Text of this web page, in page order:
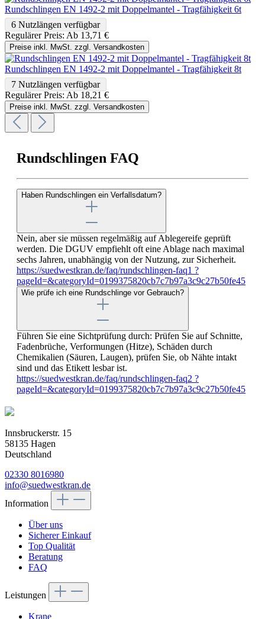
Rundschlingen EN 1492-2 mit Doppelmantel - Tragfähigkeit 6t
6 Nutzlängen verfügbar
Regulärer Preis: Ab 13,71 €
Preise inkl. MwSt. zzgl. Versandkosten
Rundschlingen EN 1492-2 mit Doppelmantel - Tragfähigkeit 8t
7 Nutzlängen verfügbar
Regulärer Preis: Ab 18,21 €
Preise inkl. MwSt. zzgl. Versandkosten
Rundschlingen FAQ
Haben Rundschlingen ein Verfallsdatum?
Nein, aber sie müssen regelmäßig auf Ablegereife geprüft
werden. Die DGUV empfiehlt oft eine Ablage nach maximal
sechs Jahren, unabhängig von der Nutzung, zur Sicherheit.
https://suedwestkran.de/faq/rundschlingen-faq1 ?
pageId=&categoryId=0199375820cb7c7b97a3c9c27b50fe45
Wie prüfe ich eine Rundschlinge vor Gebrauch?
Führen Sie eine Sichtprüfung durch: Prüfen Sie auf Schnitte,
Fadenbrüche, Verformungen (Hitze), Schäden durch
Chemikalien (Säuren, Laugen), prüfen Sie, ob Nähte intakt
sind und das Etikett lesbar ist.
https://suedwestkran.de/faq/rundschlingen-faq2 ?
pageId=&categoryId=0199375820cb7c7b97a3c9c27b50fe45
Innsbruckerstr. 15
58135 Hagen
Deutschland
02330 8016980
info@suedwestkran.de
Information
Über uns
Sicherer Einkauf
Top Qualität
Beratung
FAQ
Leistungen
Krane